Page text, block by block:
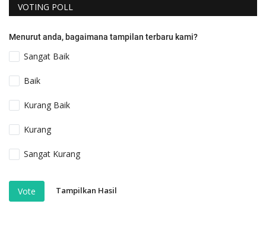
VOTING POLL
Menurut anda, bagaimana tampilan terbaru kami?
Sangat Baik
Baik
Kurang Baik
Kurang
Sangat Kurang
Vote Tampilkan Hasil